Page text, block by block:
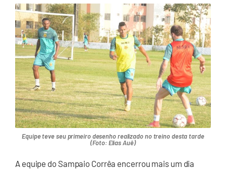
Equipe teve seu primeiro desenho realizado no treino desta tarde
(Foto: Elias Auê)
A equipe do Sampaio Corrêa encerrou mais um dia